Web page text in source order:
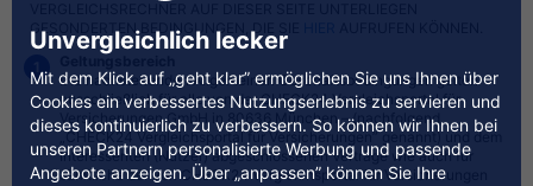
Unvergleichlich lecker
Mit dem Klick auf „geht klar” ermöglichen Sie uns Ihnen über
Cookies ein verbessertes Nutzungserlebnis zu servieren und
dieses kontinuierlich zu verbessern. So können wir Ihnen bei
unseren Partnern personalisierte Werbung und passende
Angebote anzeigen. Über „anpassen” können Sie Ihre
GESONDERTEN BEDINGUNGEN, DIE SIE
Geltungsbereich
Die nachstehenden Allgemeinen Geschäftsbedingungen gelten
ausschließlich für alle von der CHECK24 Vergleichsportal für
Versicherungen GmbH in 80636 München – (nachfolgend
„CHECK24 Vergleichsportal für Versicherungen” genannt) und dem
Interessenten (Nutzer) abgeschlossenen Verträge wie auch für
sämtliche der von CHECK24 Vergleichsportal für Versicherungen